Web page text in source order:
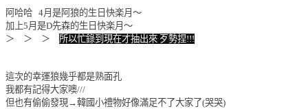
阿哈哈 4月是阿狼的生日快楽月～
加上5月是D先森的生日快楽月～
＞ ＞ ＞ 所以忙錄到現在才抽出來 歹勢捏!!!
這次的幸運狼幾乎都是熟面孔
我都有記得大家噢///
但也有偷偷發現→韓國小禮物好像滿足不了大家了(哭哭)